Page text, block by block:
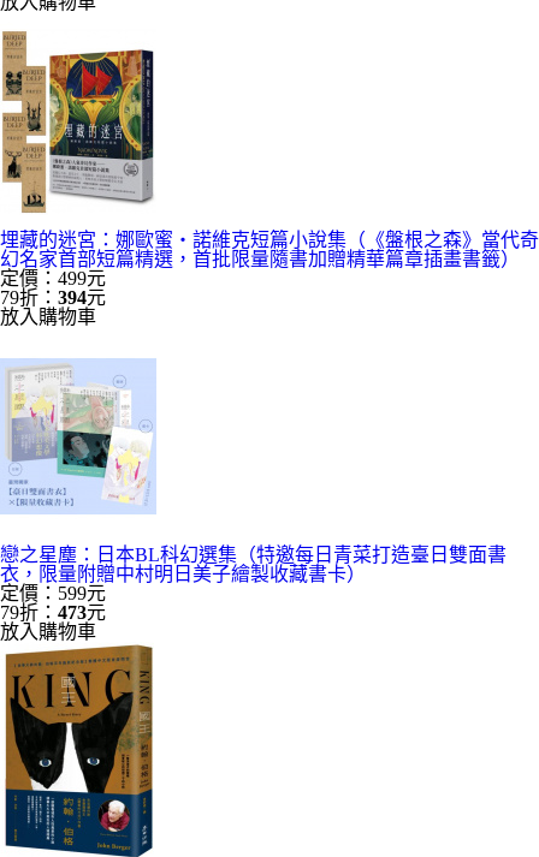
埋藏的迷宮：娜歐蜜‧諾維克短篇小說集（《盤根之森》當代奇
幻名家首部短篇精選，首批限量隨書加贈精華篇章插畫書籤）
定價：499元
79折： 394元
放入購物車
戀之星塵：日本BL科幻選集（特邀每日青菜打造臺日雙面書
衣，限量附贈中村明日美子繪製收藏書卡）
定價：599元
79折： 473元
放入購物車